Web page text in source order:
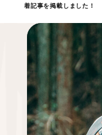
着記事を掲載しました！